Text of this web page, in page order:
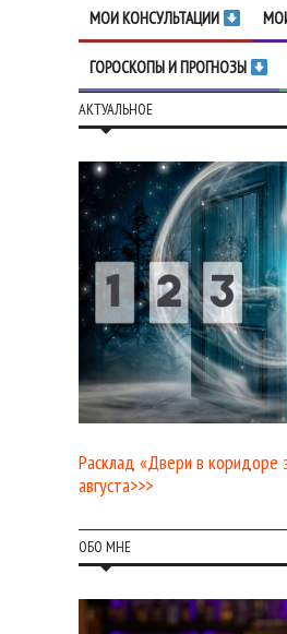
МОИ КОНСУЛЬТАЦИИ
ГОРОСКОПЫ И ПРОГНОЗЫ
АКТУАЛЬНОЕ
Расклад «Двери в коридоре
августа>>>
ОБО МНЕ